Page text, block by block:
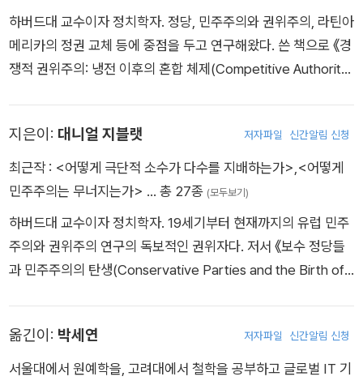
848번 있었다. 그러나 성공을 거둔 사례는 27번에 불과하다.
˝ 재건 시대 이후로 미국 헌법이 수정된 것은 20번에 불과하
며, 가장 최근 사례는 30년도 더 된 1992년이었다.
하버드대 교수이자 정치학자. 정당, 민주주의와 권위주의, 라틴아
메리카의 정권 교체 등에 중점을 두고 연구해왔다. 쓴 책으로 《경
쟁적 권위주의: 냉전 이후의 혼합 체제(Competitive Authoritar
가르쳐왔고, 2004년에는 하버드대 우수 강의자에게 수여하는
로슬린 에이브럼슨상을 수상하기도 했다. 대니얼 지블랫과 함께
쓴 전작 《어떻게 민주주의는 무너지는가》는 〈뉴욕타임스〉 베스
쾌거를 이뤘다.
지은이: 대니얼 지블랫 저자파일 신간알림 신청
최근작 : <어떻게 극단적 소수가 다수를 지배하는가>,<어떻게
민주주의는 무너지는가> … 총 27종 (모두보기)
하버드대 교수이자 정치학자. 19세기부터 현재까지의 유럽 민주
주의와 권위주의 연구의 독보적인 권위자다. 저서 《보수 정당들
과 민주주의의 탄생(Conservative Parties and the Birth of
수년 동안 하버드대 학부 최고 인기 세미나 중 하나인 〈민주주의
는 어디에서나 가능한가?〉를 이끌어왔으며, 스티븐 레비츠키와
옮긴이: 박세연 저자파일 신간알림 신청
서울대에서 원예학을, 고려대에서 철학을 공부하고 글로벌 IT 기